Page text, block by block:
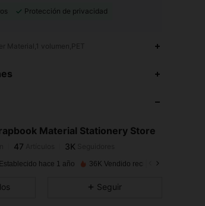
Protección de privacidad
Material,1 volumen,PET
Material Stationery Store
47 3K
Hace 1 día
Establecido hace 1 año 36K Vendido recientemente
Seguir